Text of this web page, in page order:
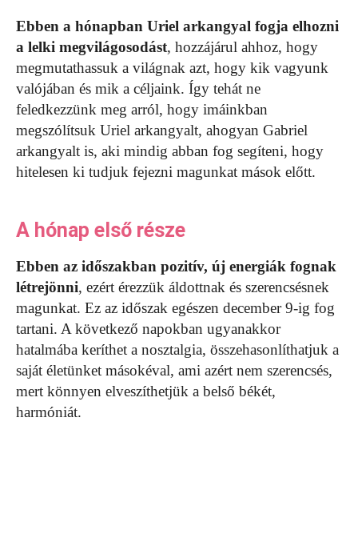
Ebben a hónapban Uriel arkangyal fogja elhozni
a lelki megvilágosodást, hozzájárul ahhoz, hogy
megmutathassuk a világnak azt, hogy kik vagyunk
valójában és mik a céljaink. Így tehát ne
feledkezzünk meg arról, hogy imáinkban
megszólítsuk Uriel arkangyalt, ahogyan Gabriel
arkangyalt is, aki mindig abban fog segíteni, hogy
hitelesen ki tudjuk fejezni magunkat mások előtt.
A hónap első része
Ebben az időszakban pozitív, új energiák fognak
létrejönni, ezért érezzük áldottnak és szerencsésnek
magunkat. Ez az időszak egészen december 9-ig fog
tartani. A következő napokban ugyanakkor
hatalmába keríthet a nosztalgia, összehasonlíthatjuk a
saját életünket másokéval, ami azért nem szerencsés,
mert könnyen elveszíthetjük a belső békét,
harmóniát.